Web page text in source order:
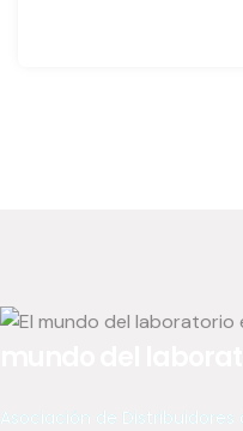
Asociación de